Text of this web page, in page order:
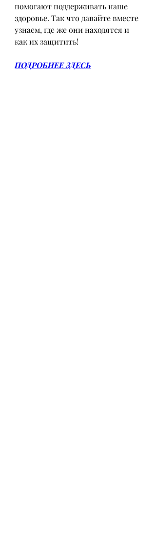
помогают поддерживать наше
здоровье. Так что давайте вместе
узнаем, где же они находятся и
как их защитить!
ПОДРОБНЕЕ ЗДЕСЬ